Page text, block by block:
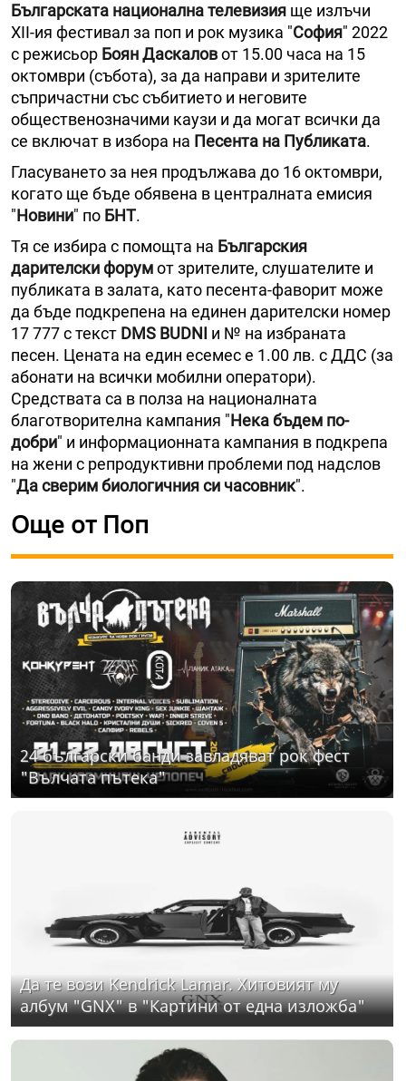
Българската национална телевизия ще излъчи
ХII-ия фестивал за поп и рок музика "София" 2022
с режисьор Боян Даскаловот 15.00 часа на 15
октомври (събота), за да направи и зрителите
съпричастни със събитието и неговите
общественозначими каузи и да могат всички да
се включат в избора на Песента на Публиката.
Гласуването за нея продължава до 16 октомври,
когато ще бъде обявена в централната емисия
"Новини" по БНТ.
Тя се избира с помощта на Българския
дарителски форумот зрителите, слушателите и
публиката в залата, като песента-фаворит може
да бъде подкрепена на единен дарителски номер
17 777 с текст DMS BUDNI и № на избраната
песен. Цената на един есемес e 1.00 лв. с ДДС (за
абонати на всички мобилни оператори).
Средствата са в полза на националната
благотворителна кампания "Нека бъдем по-
добри" и информационната кампания в подкрепа
на жени с репродуктивни проблеми под надслов
"Да сверим биологичния си часовник".
Още от Поп
24 български банди завладяват рок фест
"Вълчата пътека"
Да те вози Kendrick Lamar. Хитовият му
албум "GNX" в "Картини от една изложба"